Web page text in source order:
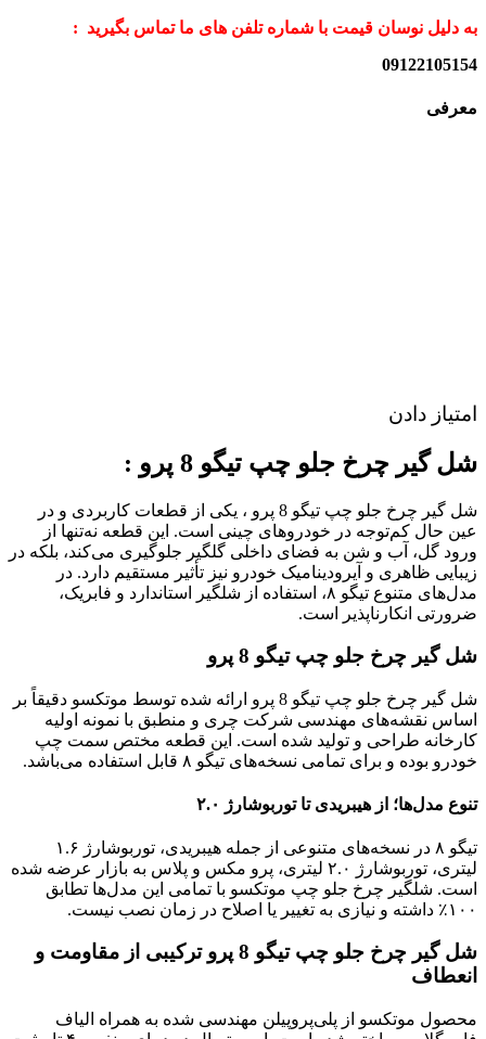
به دلیل نوسان قیمت با شماره تلفن های ما تماس بگیرید :
09122105154
معرفی
امتیاز دادن
شل گیر چرخ جلو چپ تیگو 8 پرو :
شل گیر چرخ جلو چپ تیگو 8 پرو ، یکی از قطعات کاربردی و در
عین حال کم‌توجه در خودروهای چینی است. این قطعه نه‌تنها از
ورود گل، آب و شن به فضای داخلی گلگیر جلوگیری می‌کند، بلکه در
زیبایی ظاهری و آیرودینامیک خودرو نیز تأثیر مستقیم دارد. در
مدل‌های متنوع تیگو ۸، استفاده از شلگیر استاندارد و فابریک،
ضرورتی انکارناپذیر است.
شل گیر چرخ جلو چپ تیگو 8 پرو
شل گیر چرخ جلو چپ تیگو 8 پرو ارائه شده توسط موتکسو دقیقاً بر
اساس نقشه‌های مهندسی شرکت چری و منطبق با نمونه اولیه
کارخانه طراحی و تولید شده است. این قطعه مختص سمت چپ
خودرو بوده و برای تمامی نسخه‌های تیگو ۸ قابل استفاده می‌باشد.
تنوع مدل‌ها؛ از هیبریدی تا توربوشارژ ۲.۰
تیگو ۸ در نسخه‌های متنوعی از جمله هیبریدی، توربوشارژ ۱.۶
لیتری، توربوشارژ ۲.۰ لیتری، پرو مکس و پلاس به بازار عرضه شده
است. شلگیر چرخ جلو چپ موتکسو با تمامی این مدل‌ها تطابق
۱۰۰٪ داشته و نیازی به تغییر یا اصلاح در زمان نصب نیست.
شل گیر چرخ جلو چپ تیگو 8 پرو ترکیبی از مقاومت و
انعطاف
محصول موتکسو از پلی‌پروپیلن مهندسی شده به همراه الیاف